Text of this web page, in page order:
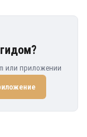
или приложении